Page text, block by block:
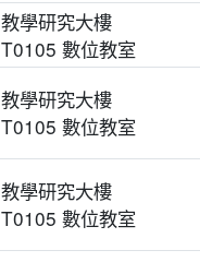
教學研究大樓
T0105 數位教室
教學研究大樓
T0105 數位教室
教學研究大樓
T0105 數位教室